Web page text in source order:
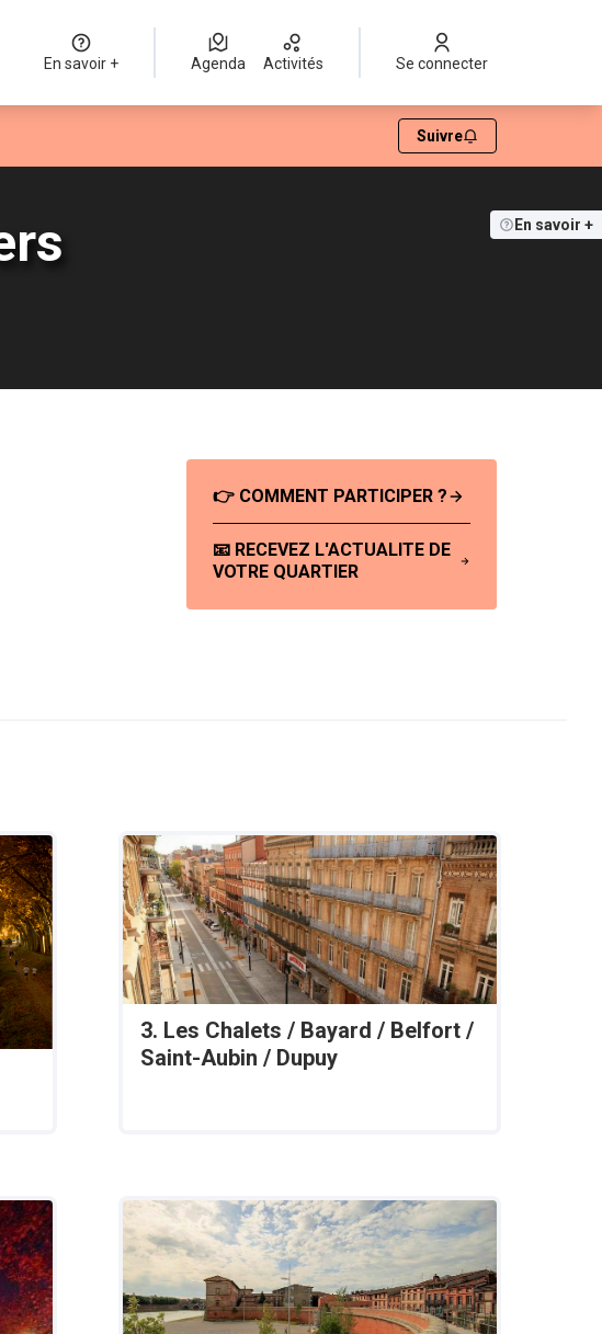
En savoir + Agenda Activités Se connecter
Suivre
En savoir +
👉 COMMENT PARTICIPER ?
📧 RECEVEZ L'ACTUALITE DE
VOTRE QUARTIER
3. Les Chalets / Bayard / Belfort /
Saint-Aubin / Dupuy